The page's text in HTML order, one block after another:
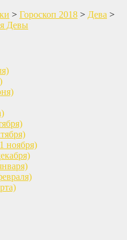
> Гороскоп 2018 > Дева >
Девы
ноября)